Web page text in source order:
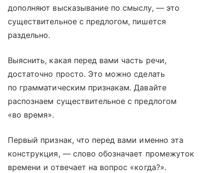
дополняют высказывание по смыслу, — это
существительное с предлогом, пишется
раздельно.
Выяснить, какая перед вами часть речи,
достаточно просто. Это можно сделать
по грамматическим признакам. Давайте
распознаем существительное с предлогом
«во время».
Первый признак, что перед вами именно эта
конструкция, — слово обозначает промежуток
времени и отвечает на вопрос «когда?».